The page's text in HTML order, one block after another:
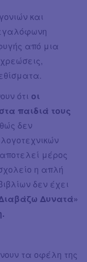
και
από μια
ότι οι
παιδιά τους
δεν
μέρος
η απλή
δεν έχει
Δυνατά»
τα οφέλη της